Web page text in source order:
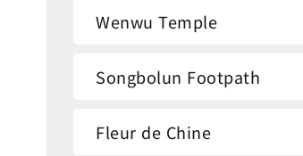
Wenwu Temple
Songbolun Footpath
Fleur de Chine